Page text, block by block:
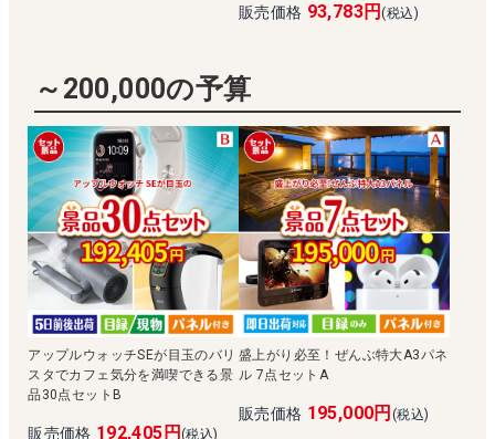
販売価格 93,783円(税込)
～200,000の予算
アップルウォッチSEが目玉のバリ
スタでカフェ気分を満喫できる景
品30点セットB
販売価格 192,405円(税込)
盛上がり必至！ぜんぶ特大A3パネ
ル 7点セットA
販売価格 195,000円 (税込)